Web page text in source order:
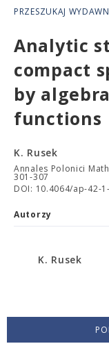
PRZESZUKAJ
Analytic
compact
by
functions
K. Rusek
Annales Polonici
301-307
DOI: 10.4064/ap-42-
Autorzy
K. Rusek